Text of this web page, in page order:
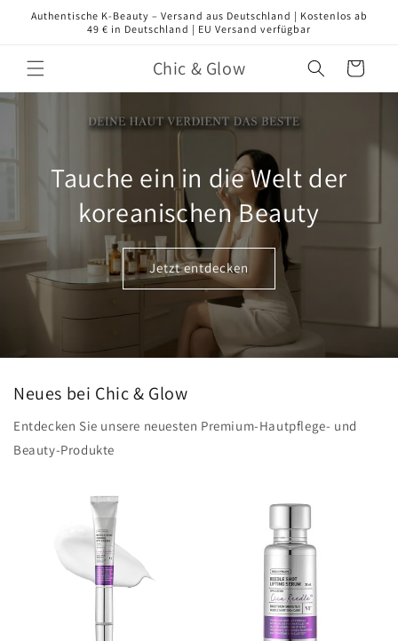
zum
Authentische K-Beauty – Versand aus Deutschland | Kostenlos ab
49 € in Deutschland | EU Versand verfügbar
Chic & Glow Warenkorb
Tauche ein in die Welt der
koreanischen Beauty
Jetzt entdecken
Neues bei Chic & Glow
Entdecken Sie unsere neuesten Premium-Hautpflege- und
Beauty-Produkte